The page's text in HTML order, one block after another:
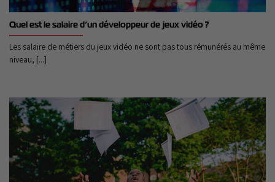
Quel est le salaire d’un développeur de jeux vidéo ?
Les salaire de métiers du jeux vidéo ne sont pas tous rémunérés au même
niveau, [...]